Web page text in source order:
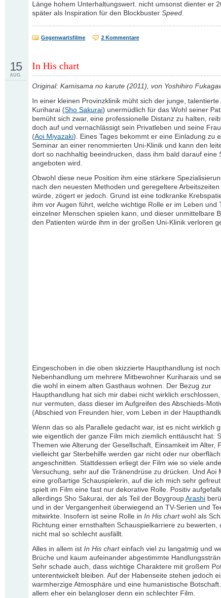
Länge hohem Unterhaltungswert. nicht umsonst dienter er
später als Inspiration für den Blockbuster Speed.
Gegenwartsfilme 2 Kommentare
In His chart
15
AUG.
Original: Kamisama no karute (2011), von Yoshihiro
In einer kleinen Provinzklinik müht sich der junge, talentierte
Kuriharai (Sho Sakurai) unermüdlich für das Wohl seiner
bemüht sich zwar, eine professionelle Distanz zu halten,
doch auf und vernachlässigt sein Privatleben und seine
(Aoi Miyazaki). Eines Tages bekommt er eine Einladung zu
Seminar an einer renommierten Uni-Klinik und kann den
dort so nachhaltig beeindrucken, dass ihm bald darauf eine
angeboten wird.
Obwohl diese neue Position ihm eine stärkere
nach den neuesten Methoden und geregeltere
würde, zögert er jedoch. Grund ist eine todkranke
ihm vor Augen führt, welche wichtige Rolle er im Leben und
einzelner Menschen spielen kann, und dieser unmittelbare
den Patienten würde ihm in der großen Uni-Klinik verloren
Eingeschoben in die oben skizzierte Haupthandlung ist
Nebenhandlung um mehrere Mitbewohner Kuriharais und
die wohl in einem alten Gasthaus wohnen. Der Bezug zur
Haupthandlung hat sich mir dabei nicht wirklich
nur vermuten, dass dieser im Aufgreifen des Abschieds-
(Abschied von Freunden hier, vom Leben in der
Wenn das so als Parallele gedacht war, ist es nicht wirklich
wie eigentlich der ganze Film mich ziemlich enttäuscht hat:
Themen wie Alterung der Gesellschaft, Einsamkeit im Alter,
vielleicht gar Sterbehilfe werden gar nicht oder nur
angeschnitten. Stattdessen erliegt der Film wie so viele
Versuchung, sehr auf die Tränendrüse zu drücken. Und Aoi
eine großartige Schauspielerin, auf die ich mich sehr
spielt im Film eine fast nur dekorative Rolle. Positiv
allerdings Sho Sakurai, der als Teil der Boygroup Arashi
und in der Vergangenheit überwiegend an TV-Serien und
mitwirkte. Insofern ist seine Rolle in In His chartwohl als
Richtung einer ernsthaften Schauspielkarriere zu bewerten,
nicht mal so schlecht ausfällt.
Alles in allem ist In His charteinfach viel zu langatmig und
Brüche und kaum aufeinander abgestimmte
Sehr schade auch, dass wichtige Charaktere mit großem
unterentwickelt bleiben. Auf der Habenseite stehen jedoch
warmherzige Atmosphäre und eine humanistische
allem eher ein belangloser denn ein schlechter Film.